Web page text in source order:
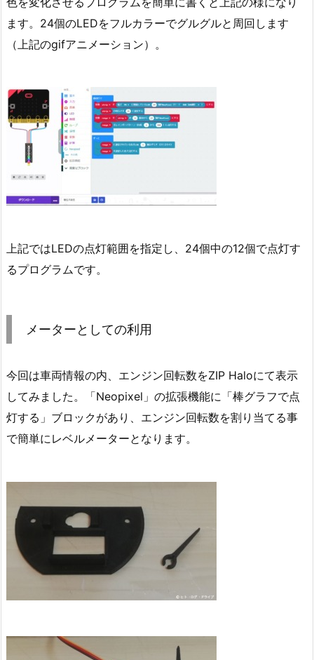
ます。24個のLEDをフルカラーでグルグルと周回します
（上記のgifアニメーション）。
上記ではLEDの点灯範囲を指定し、24個中の12個で点灯す
るプログラムです。
メーターとしての利用
今回は車両情報の内、エンジン回転数をZIP Haloにて表示
してみました。「Neopixel」の拡張機能に「棒グラフで点
灯する」ブロックがあり、エンジン回転数を割り当てる事
で簡単にレベルメーターとなります。